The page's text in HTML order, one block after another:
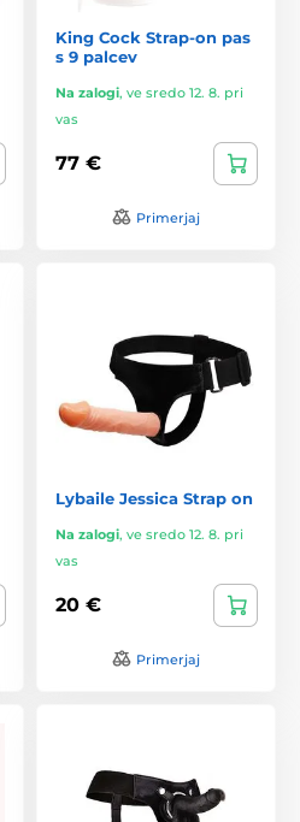
King Cock Strap-on pas
s 9 palcev
Na zalogi, ve sredo 12. 8. pri
vas
77 €
Primerjaj
Lybaile Jessica Strap on
Na zalogi, ve sredo 12. 8. pri
vas
20 €
Primerjaj